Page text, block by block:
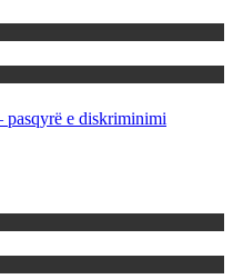
e diskriminimi